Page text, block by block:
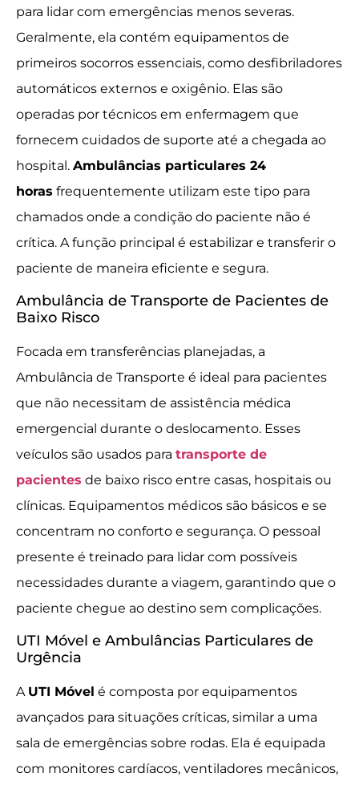
para lidar com emergências menos severas.
Geralmente, ela contém equipamentos de
primeiros socorros essenciais, como desfibriladores
automáticos externos e oxigênio. Elas são
operadas por técnicos em enfermagem que
fornecem cuidados de suporte até a chegada ao
hospital. Ambulâncias particulares 24
horas frequentemente utilizam este tipo para
chamados onde a condição do paciente não é
crítica. A função principal é estabilizar e transferir o
paciente de maneira eficiente e segura.
Ambulância de Transporte de Pacientes de
Baixo Risco
Focada em transferências planejadas, a
Ambulância de Transporte é ideal para pacientes
que não necessitam de assistência médica
emergencial durante o deslocamento. Esses
veículos são usados para transporte de
pacientes de baixo risco entre casas, hospitais ou
clínicas. Equipamentos médicos são básicos e se
concentram no conforto e segurança. O pessoal
presente é treinado para lidar com possíveis
necessidades durante a viagem, garantindo que o
paciente chegue ao destino sem complicações.
UTI Móvel e Ambulâncias Particulares de
Urgência
A UTI Móvel é composta por equipamentos
avançados para situações críticas, similar a uma
sala de emergências sobre rodas. Ela é equipada
com monitores cardíacos, ventiladores mecânicos,